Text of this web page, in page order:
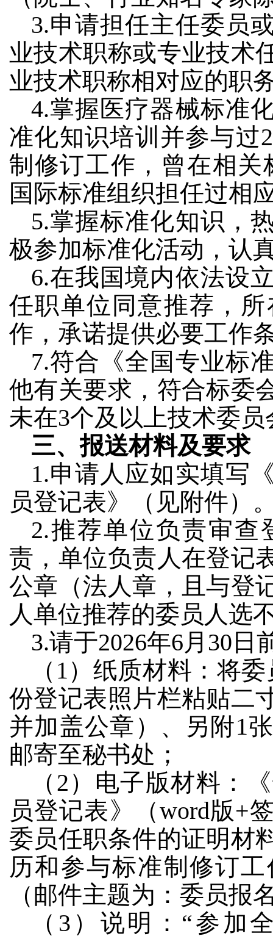
3.申请担任主任委员
业技术职称或专业技术
业技术职称相对应的职
4.掌握医疗器械标准
准化知识培训并参与过
制修订工作，曾在相
国际标准组织担任过相
5.掌握标准化知识，
极参加标准化活动，认
6.在我国境内依法设
任职单位同意推荐，
作，承诺提供必要工作
7.符合《全国专业标
他有关要求，符合标委
未在3个及以上技术委
三、报送材料及要求
1.申请人应如实填写
员登记表》（见附件）
2.推荐单位负责审查
责，单位负责人在登记
公章（法人章，且与登
人单位推荐的委员人选
3.请于2026年6月30
（1）纸质材料：将
份登记表照片栏粘贴二
并加盖公章）、另附1
邮寄至秘书处；
（2）电子版材料：
员登记表》（word版+
委员任职条件的证明材
历和参与标准制修订
（邮件主题为：委员报
（3）说明：“参加